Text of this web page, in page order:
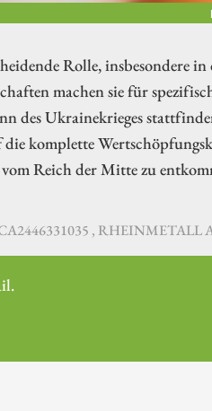
Rolle, insbesondere in
machen sie für
des Ukrainekrieges
komplette
Reich der Mitte zu
, RHEINMETALL